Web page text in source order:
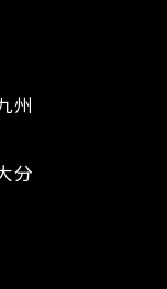
州
分